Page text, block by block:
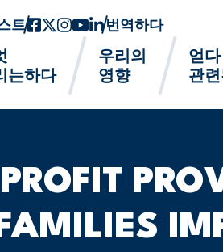
트페이스북
트위터-x
인스 타 그램
유튜브
링크드인
번역하다
는하다
우리의
영향
얻다
관련